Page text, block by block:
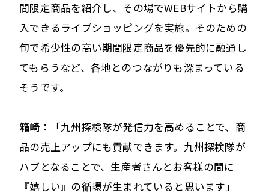
間限定商品を紹介し、その場でWEBサイトから購
入できるライブショッピングを実施。そのための
旬で希少性の高い期間限定商品を優先的に融通し
てもらうなど、各地とのつながりも深まっている
そうです。
箱崎：
「九州探検隊が発信力を高めることで、商
品の売上アップにも貢献できます。九州探検隊が
ハブとなることで、生産者さんとお客様の間に
『嬉しい』の循環が生まれていると思います」